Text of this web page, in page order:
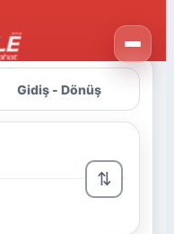
Gidiş - Dönüş
⇅